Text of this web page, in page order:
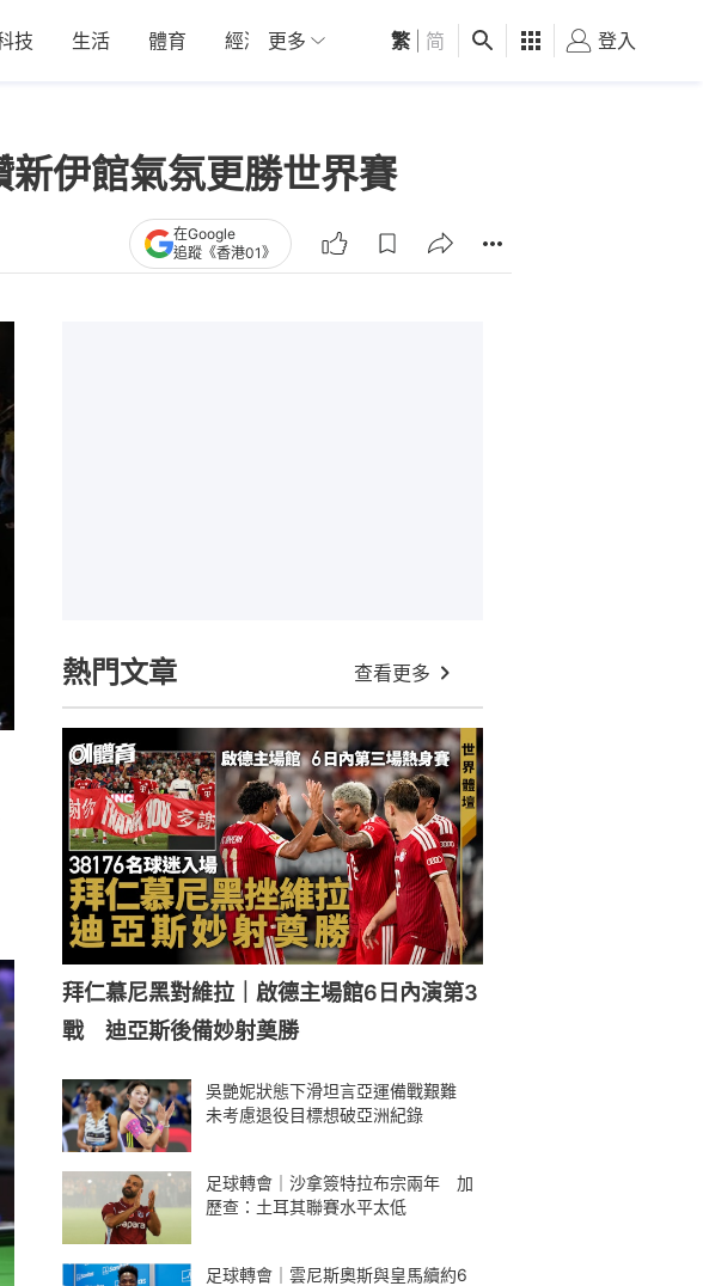
技 生活 體育 經濟 01深圳 觀點 健康 好食玩飛
更多 繁 简 登入
伊館氣氛更勝世界賽
在Google
追蹤《香港01》
熱門文章 查看更多
拜仁慕尼黑對維拉｜啟德主場館6日內演第3
戰 迪亞斯後備妙射奠勝
吳艷妮狀態下滑坦言亞運備戰艱難
未考慮退役目標想破亞洲紀錄
足球轉會｜沙拿簽特拉布宗兩年 加
歷查：土耳其聯賽水平太低
足球轉會｜雲尼斯奧斯與皇馬續約6